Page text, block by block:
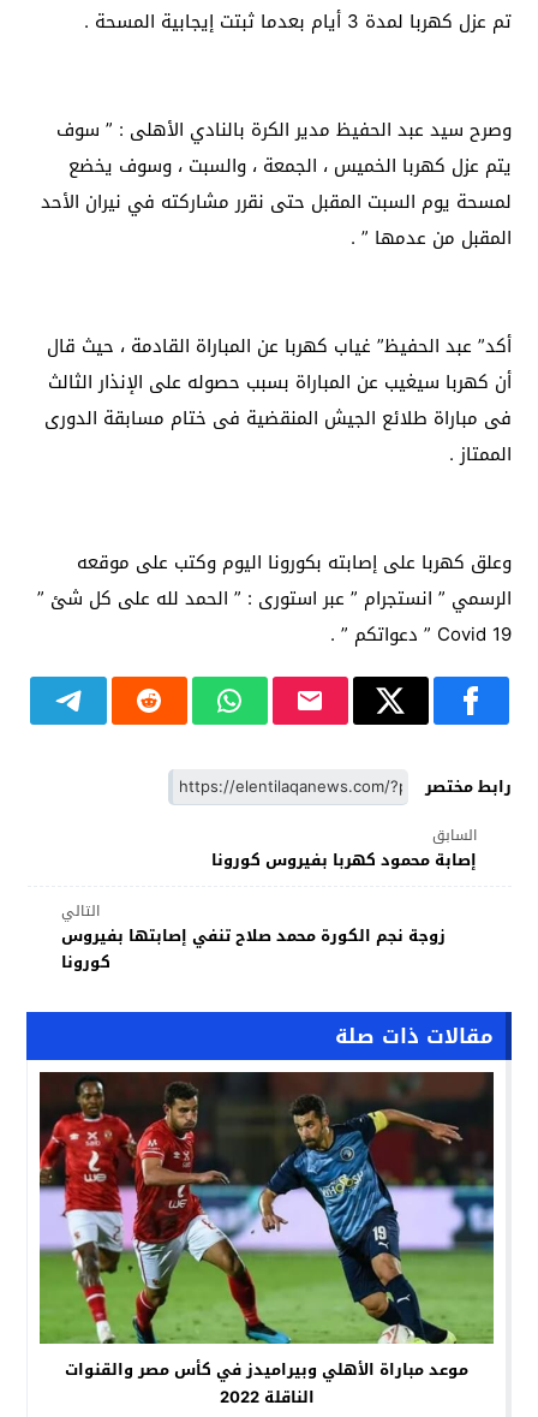
تم عزل كهربا لمدة 3 أيام بعدما ثبتت إيجابية المسحة .
وصرح سيد عبد الحفيظ مدير الكرة بالنادي الأهلى : ” سوف
يتم عزل كهربا الخميس ، الجمعة ، والسبت ، وسوف يخضع
لمسحة يوم السبت المقبل حتى نقرر مشاركته في نيران الأحد
المقبل من عدمها ” .
أكد” عبد الحفيظ” غياب كهربا عن المباراة القادمة ، حيث قال
أن كهربا سيغيب عن المباراة بسبب حصوله على الإنذار الثالث
فى مباراة طلائع الجيش المنقضية فى ختام مسابقة الدورى
الممتاز .
وعلق كهربا على إصابته بكورونا اليوم وكتب على موقعه
الرسمي ” انستجرام ” عبر استورى : ” الحمد لله على كل شئ ”
Covid 19 ” دعواتكم ” .
رابط مختصر
السابق
إصابة محمود كهربا بفيروس كورونا
التالي
زوجة نجم الكورة محمد صلاح تنفي إصابتها بفيروس
كورونا
مقالات ذات صلة
موعد مباراة الأهلي وبيراميدز في كأس مصر والقنوات
الناقلة 2022